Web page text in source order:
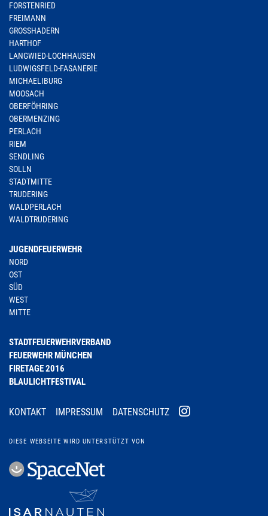
FORSTENRIED
FREIMANN
GROSSHADERN
HARTHOF
LANGWIED-LOCHHAUSEN
LUDWIGSFELD-FASANERIE
MICHAELIBURG
MOOSACH
OBERFÖHRING
OBERMENZING
PERLACH
RIEM
SENDLING
SOLLN
STADTMITTE
TRUDERING
WALDPERLACH
WALDTRUDERING
JUGENDFEUERWEHR
NORD
OST
SÜD
WEST
MITTE
STADTFEUERWEHRVERBAND
FEUERWEHR MÜNCHEN
FIRETAGE 2016
BLAULICHTFESTIVAL
KONTAKT IMPRESSUM DATENSCHUTZ
DIESE WEBSEITE WIRD UNTERSTÜTZT VON